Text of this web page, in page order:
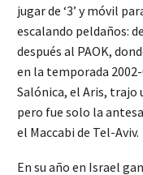
jugar de ‘3’ y móvil
escalando peldaños:
después al PAOK,
en la temporada
Salónica, el Aris, trajo
pero fue solo la
el Maccabi de Tel-Aviv.
En su año en Israel